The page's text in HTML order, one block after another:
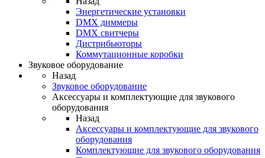
Энергетические установки
DMX диммеры
DMX свитчеры
Дистрибьюторы
Коммутационные коробки
Звуковое оборудование
Назад
Звуковое оборудование
Аксессуары и комплектующие для звукового
оборудования
Назад
Аксессуары и комплектующие для звукового
оборудования
Комплектующие для звукового оборудования